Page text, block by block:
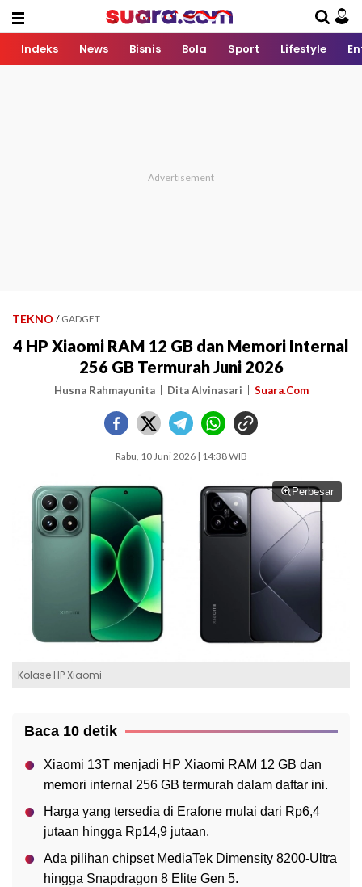
Indeks News Bisnis Bola Sport Lifestyle
TEKNO / GADGET
4 HP Xiaomi RAM 12 GB dan Memori Internal
256 GB Termurah Juni 2026
Husna Rahmayunita Dita Alvinasari Suara.Com
Rabu, 10 Juni 2026 | 14:38 WIB
Perbesar
Kolase HP Xiaomi
Baca 10 detik
Xiaomi 13T menjadi HP Xiaomi RAM 12 GB dan
memori internal 256 GB termurah dalam daftar ini.
Harga yang tersedia di Erafone mulai dari Rp6,4
jutaan hingga Rp14,9 jutaan.
Ada pilihan chipset MediaTek Dimensity 8200-Ultra
hingga Snapdragon 8 Elite Gen 5.